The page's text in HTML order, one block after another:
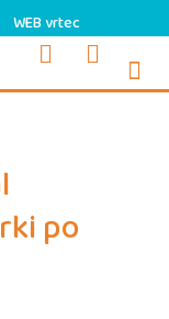
WEB vrtec
po